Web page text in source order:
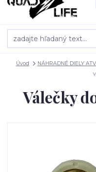
Úvod NÁHRADNÉ DIELY
Válečky